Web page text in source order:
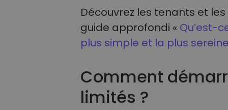
Découvrez les tenants et les
guide approfondi « Qu’est-
plus simple et la plus
Comment
limités ?